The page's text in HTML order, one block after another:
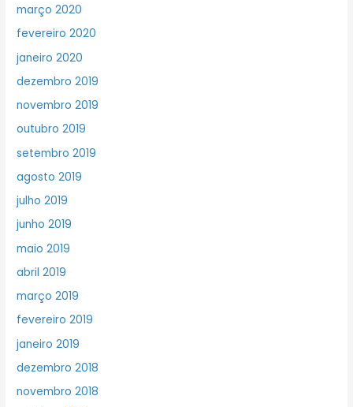
março 2020
fevereiro 2020
janeiro 2020
dezembro 2019
novembro 2019
outubro 2019
setembro 2019
agosto 2019
julho 2019
junho 2019
maio 2019
abril 2019
março 2019
fevereiro 2019
janeiro 2019
dezembro 2018
novembro 2018